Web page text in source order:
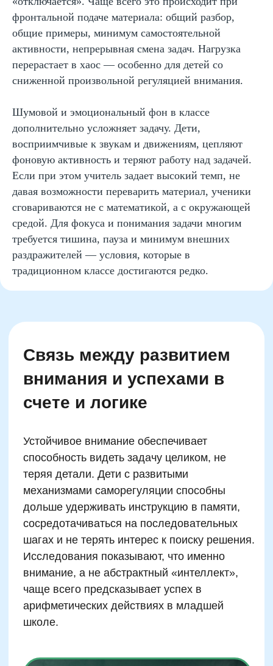
фронтальной подаче материала: общий разбор,
общие примеры, минимум самостоятельной
активности, непрерывная смена задач. Нагрузка
перерастает в хаос — особенно для детей со
сниженной произвольной регуляцией внимания.
Шумовой и эмоциональный фон в классе
дополнительно усложняет задачу. Дети,
восприимчивые к звукам и движениям, цепляют
фоновую активность и теряют работу над задачей.
Если при этом учитель задает высокий темп, не
давая возможности переварить материал, ученики
сговариваются не с математикой, а с окружающей
средой. Для фокуса и понимания задачи многим
требуется тишина, пауза и минимум внешних
раздражителей — условия, которые в
традиционном классе достигаются редко.
значимо именно произвольное внимание —
способность направленно и по собственной
Оно формируется постепенно, при
систематических когнитивных тренировках и
корректной педагогической поддержке. Без
него ребенок может «застревать» на одном
шаге, теряя нить логики и раздражаясь из-за
Забирайте 30 устных задач
Подпишитесь на нашу рассылку и ТГ-канал